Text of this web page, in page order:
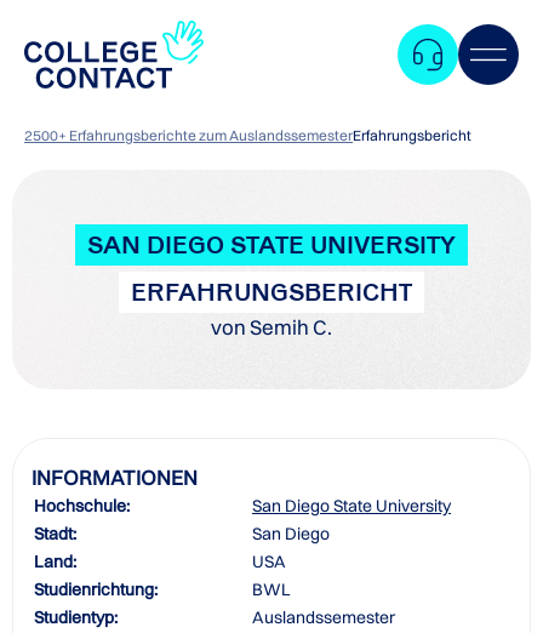
2500+ Erfahrungsberichte zum AuslandssemesterErfahrungsbericht
SAN DIEGO STATE UNIVERSITY
ERFAHRUNGSBERICHT
von Semih C.
INFORMATIONEN
Hochschule:
San Diego State University
Stadt:
San Diego
Land:
USA
Studienrichtung:
BWL
Studientyp:
Auslandssemester